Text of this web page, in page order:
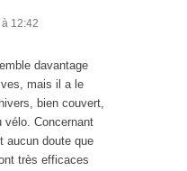
12:42
davantage
mais il a le
bien couvert,
vélo. Concernant
aucun doute que
très efficaces